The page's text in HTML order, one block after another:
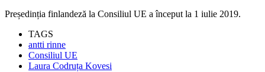
Președinția finlandeză la Consiliul UE a început la 1 iulie 2019.
TAGS
antti rinne
Consiliul UE
Laura Codruța Kovesi